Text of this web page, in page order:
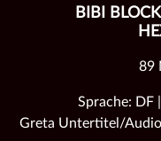
BIBI
89
Sprache: DF
Greta Untertitel/